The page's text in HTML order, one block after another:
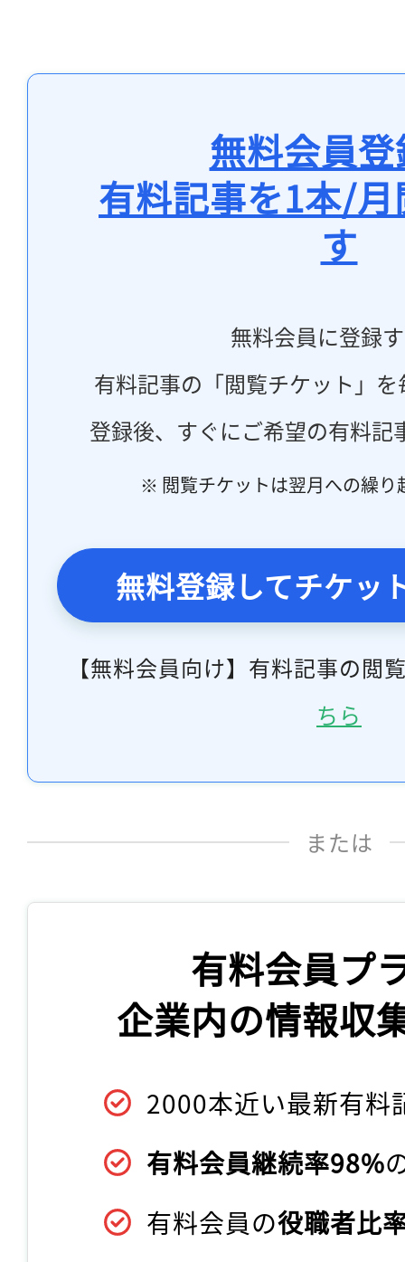
無料会員
有料記事を1本/
す
無料会員に登録
有料記事の「閲覧チケット」
登録後、すぐにご希望の有料記
※ 閲覧チケットは翌月への繰り
無料登録してチケッ
【無料会員向け】有料記事の閲
ちら
または
有料会員プ
企業内の情報収
2000本近い最新有料
有料会員継続率98%
有料会員の役職者比